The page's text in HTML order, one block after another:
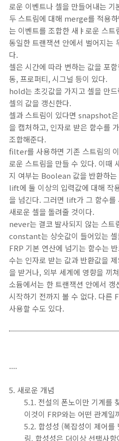
로운 이벤트나 셀을 만들어내는 기
두 스트림에 대해 merge를 적용
는 이벤트를 조합한 새ㅑ로운 스트
동일한 트랜잭션 안에서 벌어지는
다.
셀은 시간에 따라 변하는 값을 포
동, 프로퍼티, 시그널 등이 있다.
hold는 초깃값을 가지고 셀을 만
셀의 값을 갱신한다.
셀과 스트림이 있다면 snapshot
을 캡처하고, 인자로 받은 함수를
조합해준다.
filter를 사용하면 기존 스트림의
로운 스트림을 만들 수 있다. 이때
지 여부는 Boolean 값을 반환하
lift에 둘 이상의 입력값에 대해 작
을 넘긴다. 그러면 lift가 그 함수를
새로운 셀을 돌려줄 것이다.
never는 결코 발사되지 않는 스트
constant는 상숫값이 들어있는 셀
FRP 기본 연산에 넘기는 함수는
수는 인자로 받는 값과 반환값을
을 받거나, 외부 세계에 영향을 끼
소듐에서는 한 트랜잭션 안에서
시작하기 전까지 볼 수 없다. 다른
사용할 수도 있다.
....
5. 새로운 개념
5.1. 전설의 폰노이만 기계를
이것이 FRP와는 어떤 관계일
5.2. 합성성 (복잡성이 제어를
링, 합성성은 더이상 선택사항